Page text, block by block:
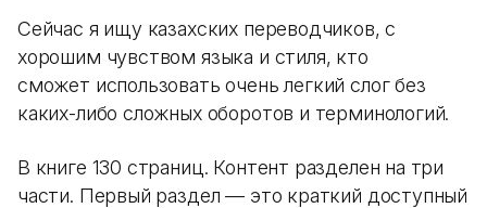
Сейчас я ищу казахских переводчиков, с
хорошим чувством языка и стиля, кто
сможет использовать очень легкий слог без
каких-либо сложных оборотов и терминологий.
В книге 130 страниц. Контент разделен на три
части. Первый раздел — это краткий доступный